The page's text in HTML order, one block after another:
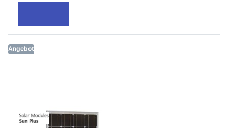
Angebot